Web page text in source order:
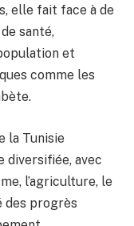
elle fait face à de
santé,
et
comme les
la Tunisie
diversifiée, avec
l’agriculture, le
des progrès